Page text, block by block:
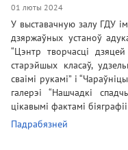
01 люты 2024
У выставачную залу ГДУ
дзяржаўных устаноў
“Цэнтр творчасці
старэйшых класаў,
сваімі рукамі” і
галерэі “Нашчадкі
цікавымі фактамі
Падрабязней